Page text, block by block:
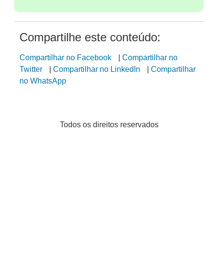
Compartilhe este conteúdo:
Compartilhar no Facebook
Compartilhar no
Twitter
Compartilhar no LinkedIn
Compartilhar
no WhatsApp
Todos os direitos reservados